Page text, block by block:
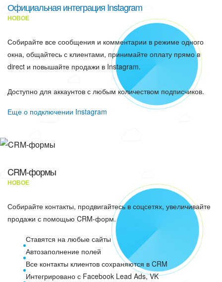
Официальная интеграция Instagram
НОВОЕ
Собирайте все сообщения и комментарии в режиме одного
окна, общайтесь с клиентами, принимайте оплату прямо в
direct и повышайте продажи в Instagram.
Доступно для аккаунтов с любым количеством подписчиков.
Еще о подключении Instagram
CRM-формы
НОВОЕ
Собирайте контакты, продвигайтесь в соцсетях, увеличивайте
продажи с помощью CRM-форм.
Ставятся на любые сайты
Автозаполнение полей
Все контакты клиентов сохраняются в CRM
Интегрировано с Facebook Lead Ads, VK